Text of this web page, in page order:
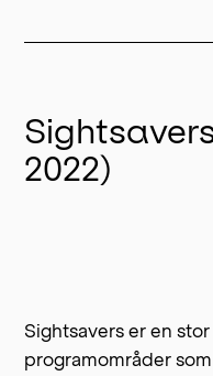
2022)
Sightsavers er en
programområder